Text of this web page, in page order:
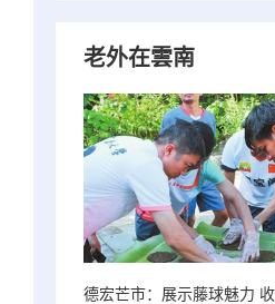
老外在雲南
德宏芒市：展示藤球魅力